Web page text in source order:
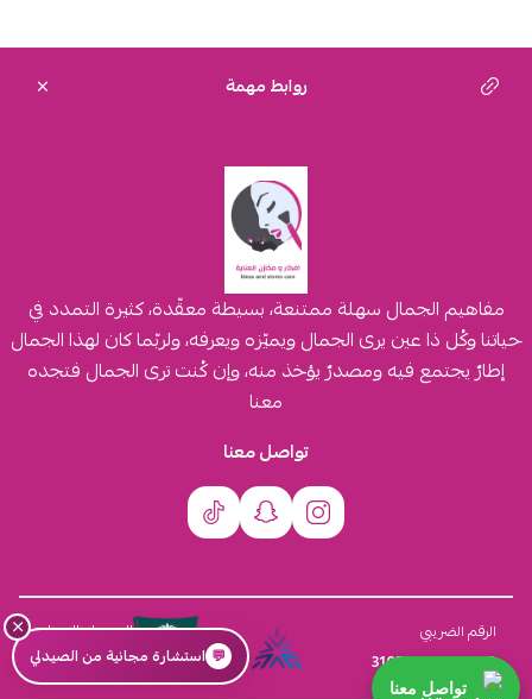
روابط مهمة
مفاهيم الجمال سهلة ممتنعة، بسيطة معقّدة، كثيرة التمدد في
حياتنا وكُل ذا عين يرى الجمال ويميّزه ويعرفه، ولربّما كان لهذا الجمال
إطارٌ يجتمع فيه ومصدرٌ يؤخذ منه، وإن كُنت ترى الجمال فتجده
معنا
تواصل معنا
الرقم الضريبي
310555259800003
السجل التجاري
4030431116
×
💬 استشارة مجانية من الصيدلي
تواصل معنا